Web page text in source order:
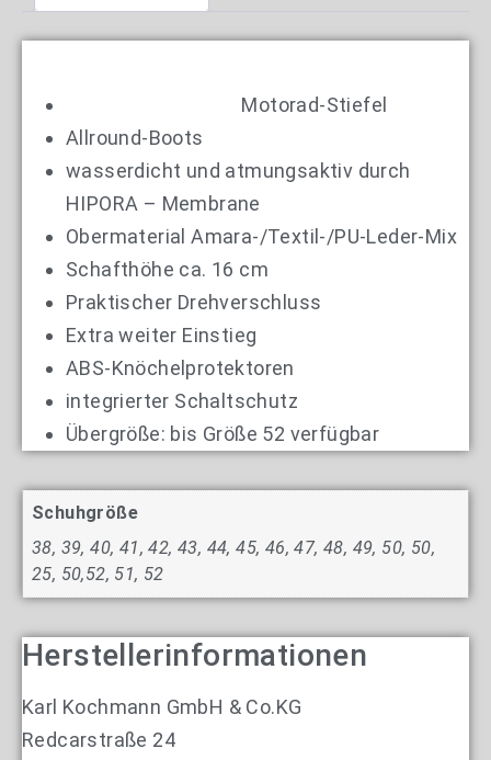
Motorad-Stiefel
Allround-Boots
wasserdicht und atmungsaktiv durch
HIPORA – Membrane
Obermaterial Amara-/Textil-/PU-Leder-Mix
Schafthöhe ca. 16 cm
Praktischer Drehverschluss
Extra weiter Einstieg
ABS-Knöchelprotektoren
integrierter Schaltschutz
Übergröße: bis Größe 52 verfügbar
Schuhgröße
38, 39, 40, 41, 42, 43, 44, 45, 46, 47, 48, 49, 50, 50,
25, 50,52, 51, 52
Herstellerinformationen
Karl Kochmann GmbH & Co.KG
Redcarstraße 24